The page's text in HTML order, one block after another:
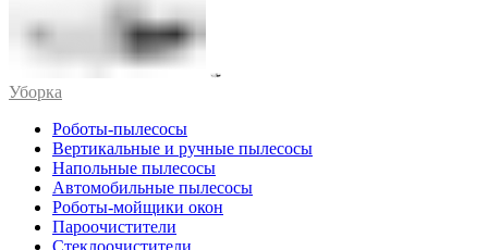
Уборка
Роботы-пылесосы
Вертикальные и ручные пылесосы
Напольные пылесосы
Автомобильные пылесосы
Роботы-мойщики окон
Пароочистители
Стеклоочистители